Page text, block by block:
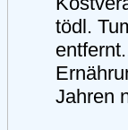
tödl.
Jahren